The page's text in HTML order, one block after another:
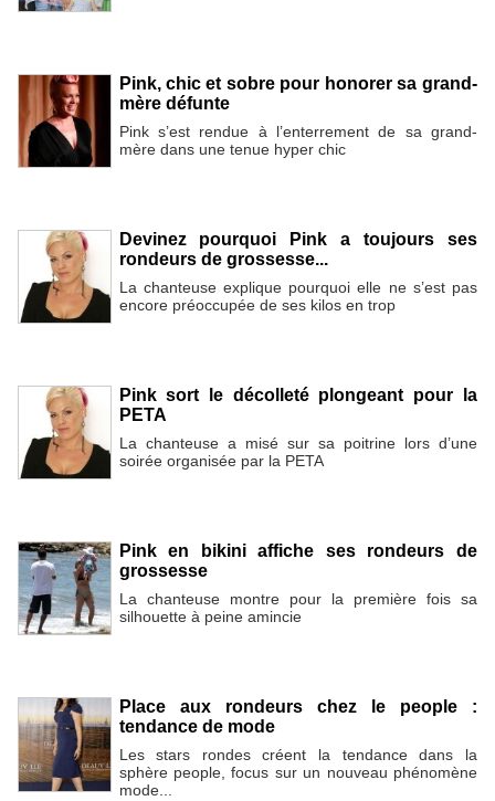
Pink, chic et sobre pour honorer sa grand-
mère défunte
Pink s’est rendue à l’enterrement de sa grand-
mère dans une tenue hyper chic
Devinez pourquoi Pink a toujours ses
rondeurs de grossesse...
La chanteuse explique pourquoi elle ne s’est pas
encore préoccupée de ses kilos en trop
Pink sort le décolleté plongeant pour la
PETA
La chanteuse a misé sur sa poitrine lors d’une
soirée organisée par la PETA
Pink en bikini affiche ses rondeurs de
grossesse
La chanteuse montre pour la première fois sa
silhouette à peine amincie
Place aux rondeurs chez le people :
tendance de mode
Les stars rondes créent la tendance dans la
sphère people, focus sur un nouveau phénomène
mode...